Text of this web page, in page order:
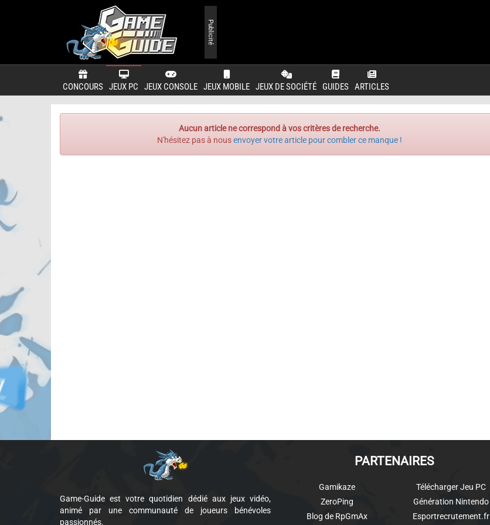
CONCOURS JEUX PC JEUX CONSOLE JEUX MOBILE JEUX DE SOCIÉTÉ GUIDES ARTICLES
Publicité
Aucun article ne correspond à vos critères de recherche.
N'hésitez pas à nousenvoyer votre article pour combler ce manque !
Game-Guide est votre quotidien dédié aux jeux vidéo,
animé par une communauté de joueurs bénévoles
passionnés.
PARTENAIRES
Gamikaze
ZeroPing
Blog de RpGmAx
Télécharger Jeu PC
Génération Nintendo
Esportrecrutement.fr